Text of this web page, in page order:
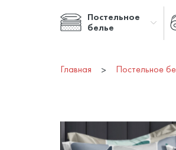
Постельное
белье
Главная Постельное